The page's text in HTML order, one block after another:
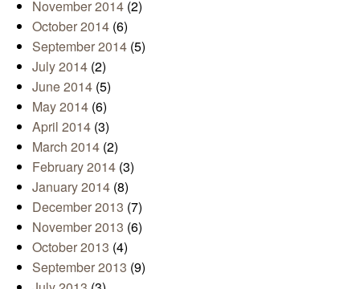
November 2014 (2)
October 2014 (6)
September 2014 (5)
July 2014 (2)
June 2014 (5)
May 2014 (6)
April 2014 (3)
March 2014 (2)
February 2014 (3)
January 2014 (8)
December 2013 (7)
November 2013 (6)
October 2013 (4)
September 2013 (9)